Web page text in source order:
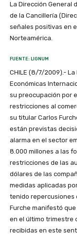
La Dirección General
de la Cancillería
señales positivas en
Norteamérica.
FUENTE: LIGNUM
CHILE (8/7/2009).-
Económicas
su preocupación por
restricciones al
su titular Carlos
están previstas
alarma en el sector
8.000 millones a las
restricciones de las
dólares de las
medidas aplicadas
tenido repercusiones
Furche manifestó
en el último trimestre
recibidas en este